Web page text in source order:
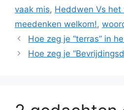
vaak mis, Heddwen Vs
meedenken welkom!,
Hoe zeg je “terras” in
Hoe zeg je